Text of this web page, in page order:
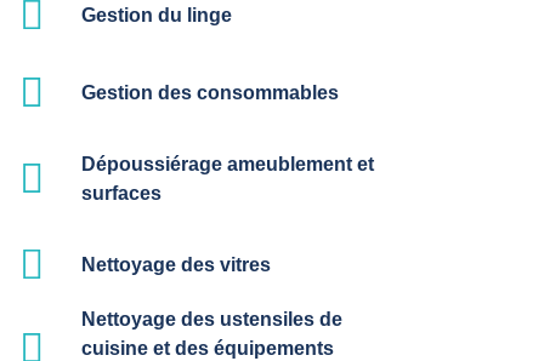
Gestion du linge
Gestion des consommables
Dépoussiérage ameublement et
surfaces
Nettoyage des vitres
Nettoyage des ustensiles de
cuisine et des équipements